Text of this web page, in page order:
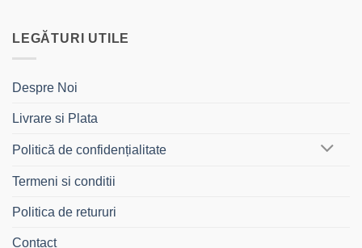
LEGĂTURI UTILE
Despre Noi
Livrare si Plata
Politică de confidențialitate
Termeni si conditii
Politica de retururi
Contact